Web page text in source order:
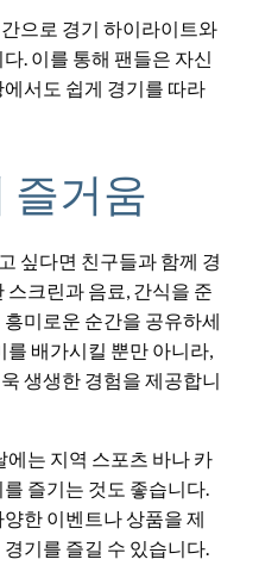
으로 경기 하이라이트와
. 이를 통해 팬들은 자신
서도 쉽게 경기를 따라
즐거움
싶다면 친구들과 함께 경
크린과 음료, 간식을 준
미로운 순간을 공유하세
배가시킬 뿐만 아니라,
생생한 경험을 제공합니
에는 지역 스포츠 바나 카
즐기는 것도 좋습니다.
한 이벤트나 상품을 제
기를 즐길 수 있습니다.